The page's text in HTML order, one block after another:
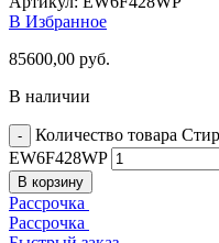
В Избранное
85600,00 руб.
В наличии
Количество товара
EW6F428WP
В корзину
Рассрочка
Рассрочка